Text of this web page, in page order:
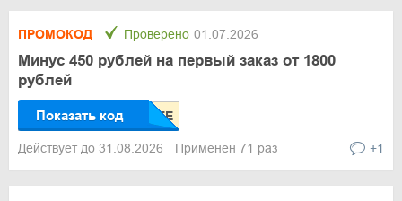
ПРОМОКОД Проверено 01.07.2026
Минус 450 рублей на первый заказ от 1800
рублей
Показать код
Действует до 31.08.2026 Применен 71 раз +1